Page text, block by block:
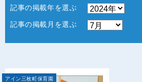
記事の掲載年を選ぶ
記事の掲載月を選ぶ
アイン三枚町保育園